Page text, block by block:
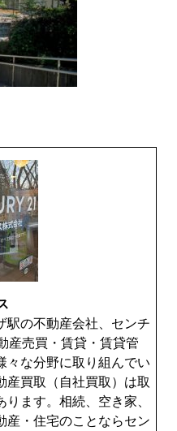
駅の不動産会社、センチ
産売買・賃貸・賃貸管
々な分野に取り組んでい
産買取（自社買取）は取
ます。相続、空き家、
産・住宅のことならセン